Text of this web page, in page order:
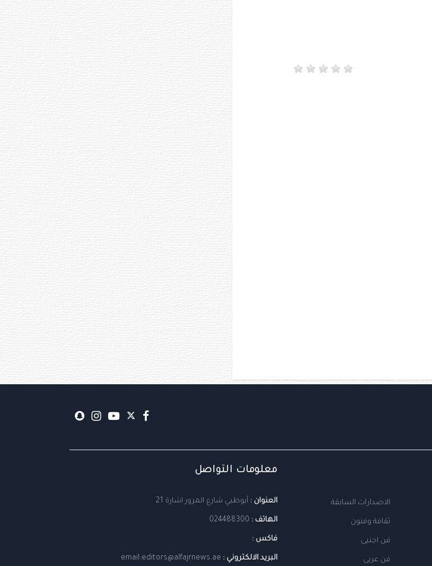
الاصدارات السابقة
ثقافة وفنون
فن اجنبى
فن عربى
معلومات التواصل
العنوان : أبوظبي شارع المرور اشارة 21
الهاتف : 024488300
فاكس :
البريد الالكتروني : email:editors@alfajrnews.ae